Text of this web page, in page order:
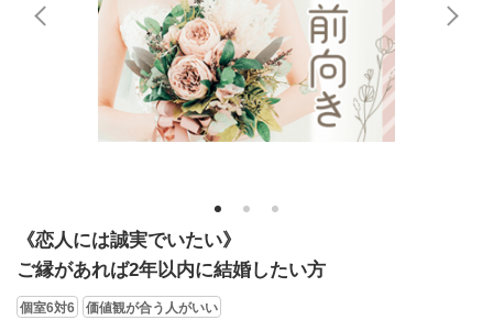
1 2 3
《恋人には誠実でいたい》
ご縁があれば2年以内に結婚したい方
個室6対6 価値観が合う人がいい